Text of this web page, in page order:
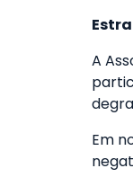
A
Em